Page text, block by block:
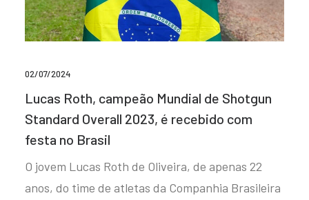
02/07/2024
Lucas Roth, campeão Mundial de Shotgun
Standard Overall 2023, é recebido com
festa no Brasil
O jovem Lucas Roth de Oliveira, de apenas 22
anos, do time de atletas da Companhia Brasileira